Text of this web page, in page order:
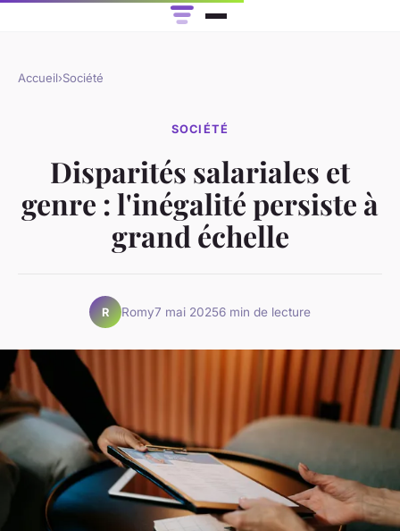
Accueil›Société
SOCIÉTÉ
Disparités salariales et
genre : l'inégalité persiste à
grand échelle
R Romy7 mai 20256 min de lecture